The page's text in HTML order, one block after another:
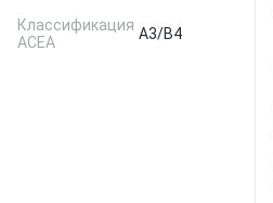
Классификация
ACEA
A3/B4